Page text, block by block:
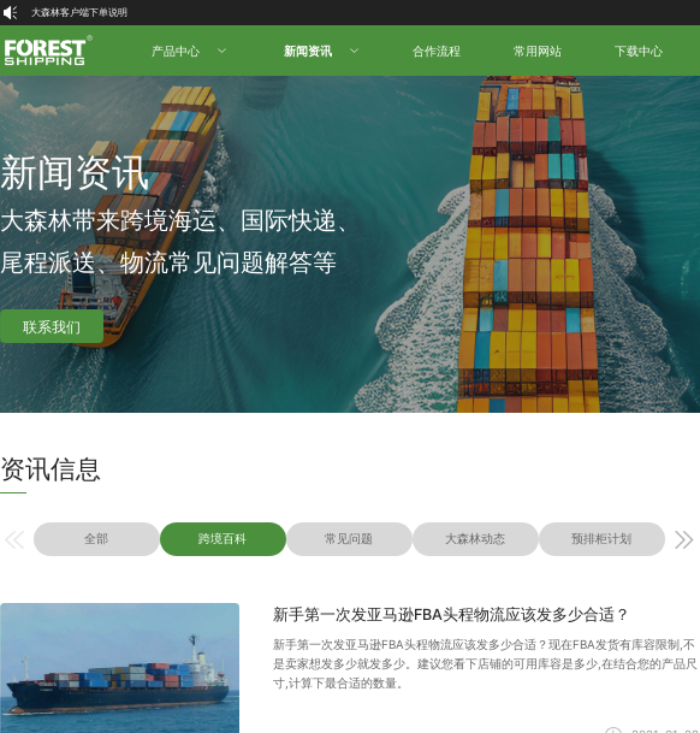
喜讯！大森林物流创始人 Forest 荣登2025中国跨境电商物流名人堂！
大森林全球物流国内（自营仓）收货地址
大森林16周年庆福利就位，超多好礼等你拿！
产品中心 新闻资讯 合作流程 常用网站 下载中心
新闻资讯
大森林带来跨境海运、国际快递、
尾程派送、物流常见问题解答等
联系我们
资讯信息
全部 跨境百科 常见问题 大森林动态 预排柜计划
新手第一次发亚马逊FBA头程物流应该发多少合适？
新手第一次发亚马逊FBA头程物流应该发多少合适？现在FBA发货有库容限制,不
是卖家想发多少就发多少。建议您看下店铺的可用库容是多少,在结合您的产品尺
寸,计算下最合适的数量。